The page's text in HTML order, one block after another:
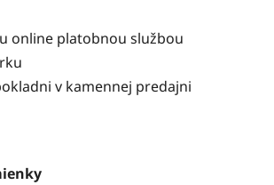
online platobnou službou
v kamennej predajni